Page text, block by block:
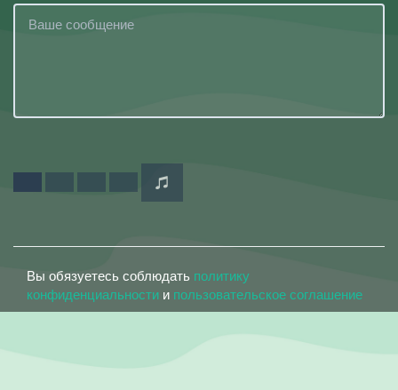
Вы обязуетесь соблюдать политику
конфиденциальности и пользовательское соглашение